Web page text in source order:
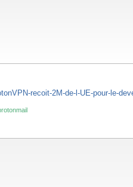
recoit-2M-de-l-UE-pour-le-